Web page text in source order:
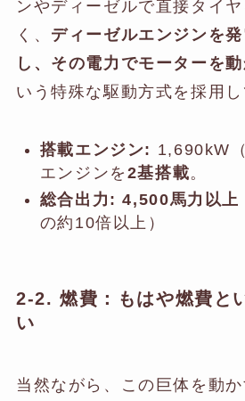
ンやディーゼルで直接タイ
く、 ディーゼルエンジンを
し、その電力でモーターを
いう特殊な駆動方式を採用し
搭載エンジン: 1,690kW
エンジンを 2基搭載。
総合出力: 4,500馬力以上
の約10倍以上）
2-2. 燃費：もはや燃費と
い
当然ながら、この巨体を動